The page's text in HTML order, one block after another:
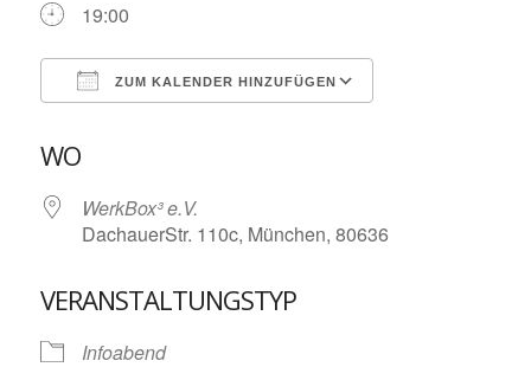
19:00
ZUM KALENDER HINZUFÜGEN
WO
WerkBox³ e.V.
DachauerStr. 110c, München, 80636
VERANSTALTUNGSTYP
Infoabend